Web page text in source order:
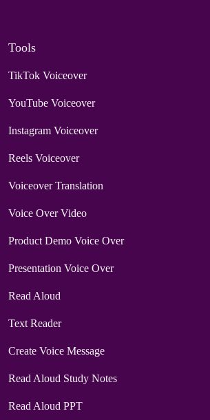
Tools
TikTok Voiceover
YouTube Voiceover
Instagram Voiceover
Reels Voiceover
Voiceover Translation
Voice Over Video
Product Demo Voice Over
Presentation Voice Over
Read Aloud
Text Reader
Create Voice Message
Read Aloud Study Notes
Read Aloud PPT